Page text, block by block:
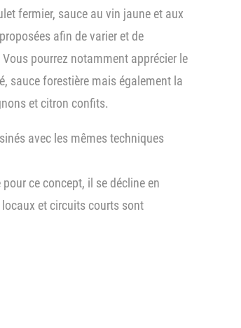
fermier, sauce au vin jaune et aux
afin de varier et de
pourrez notamment apprécier le
sauce forestière mais également la
et citron confits.
avec les mêmes techniques
ce concept, il se décline en
et circuits courts sont